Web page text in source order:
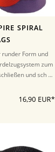
SPIRAL
runder Form und
zum
und sch ...
16,90 EUR*